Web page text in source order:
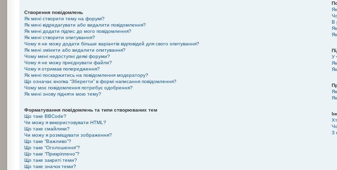
Створення повідомлень
Як мені створити тему на форумі?
Як мені відредагувати або видалити повідомлення?
Як мені додати підпис до мого повідомлення?
Як мені створити опитування?
Чому я не можу додати більше варіантів відповідей для свого опитування?
Як мені змінити або видалити опитування?
Чому мені недоступні деякі форуми?
Чому я не можу приєднувати файли?
Чому я отримав попередження?
Як мені поскаржитись на повідомлення модератору?
Що означає кнопка “Зберегти” в формі написання повідомлення?
Чому моє повідомлення потребує одобрення?
Як мені знову підняти мою тему?
Форматування повідомлень та типи створюваних тем
Що таке BBCode?
Чи можу я використовувати HTML?
Що таке смайлики?
Чи можу я розміщувати зображення?
Що таке “Важливо”?
Що таке “Оголошення”?
Що таке “Прикріплено”?
Що таке закриті теми?
Що таке значок теми?
В
У
З